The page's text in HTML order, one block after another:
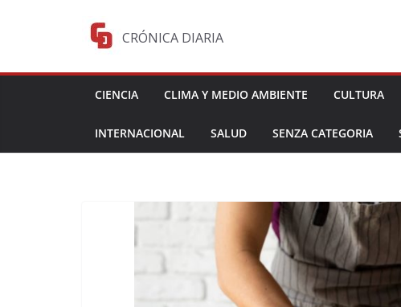
CRÓNICA DIARIA
CIENCIA CLIMA Y MEDIO AMBIENTE CULTURA
INTERNACIONAL SALUD SENZA CATEGORIA